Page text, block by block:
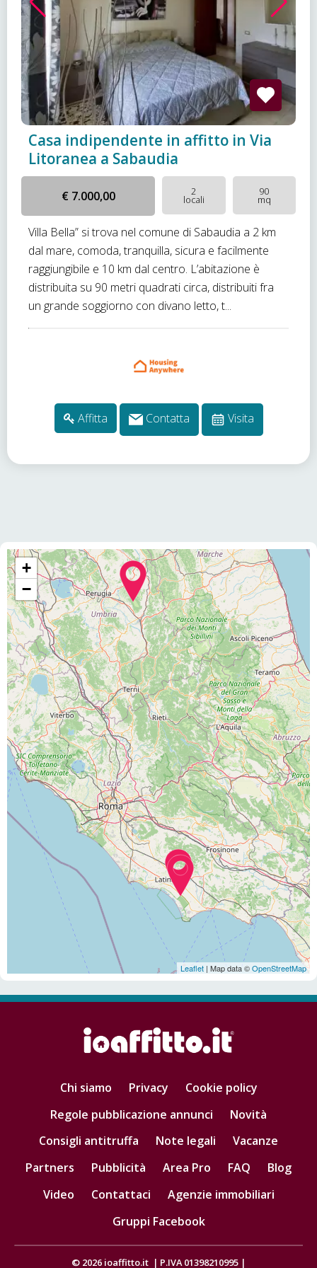
Casa indipendente in affitto in Via
Litoranea a Sabaudia
€ 7.000,00 2
locali
90
mq
Villa Bella” si trova nel comune di Sabaudia a 2 km
dal mare, comoda, tranquilla, sicura e facilmente
raggiungibile e 10 km dal centro. L’abitazione è
distribuita su 90 metri quadrati circa, distribuiti fra
un grande soggiorno con divano letto, t...
Affitta Contatta Visita
+
−
Leaflet | Map data ©OpenStreetMap
Chi siamo Privacy
Cookie policy
Regole pubblicazione annunci
Novità
Consigli antitruffa
Note legali
Vacanze
Partners
Pubblicità Area Pro FAQ
Blog
Video
Contattaci
Agenzie immobiliari
Gruppi Facebook
© 2026 ioaffitto.it | P.IVA 01398210995 |